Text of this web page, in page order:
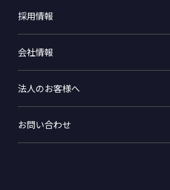
採用情報
会社情報
法人のお客様へ
お問い合わせ